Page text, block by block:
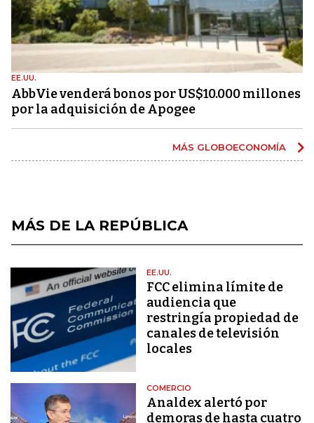
EE.UU.
AbbVie venderá bonos por US$10.000 millones
por la adquisición de Apogee
MÁS GLOBOECONOMÍA
MÁS DE LA REPÚBLICA
EE.UU.
FCC elimina límite de
audiencia que
restringía propiedad de
canales de televisión
locales
COMERCIO
Analdex alertó por
demoras de hasta cuatro